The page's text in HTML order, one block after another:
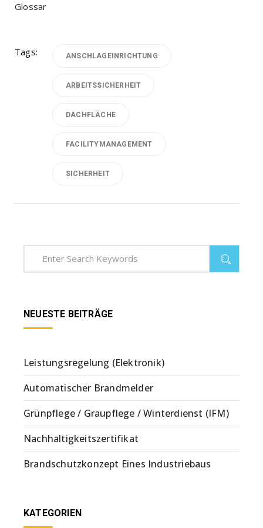
Glossar
Tags: ANSCHLAGEINRICHTUNG
ARBEITSSICHERHEIT
DACHFLÄCHE
FACILITYMANAGEMENT
SICHERHEIT
NEUESTE BEITRÄGE
Leistungsregelung (Elektronik)
Automatischer Brandmelder
Grünpflege / Graupflege / Winterdienst (IFM)
Nachhaltigkeitszertifikat
Brandschutzkonzept Eines Industriebaus
KATEGORIEN